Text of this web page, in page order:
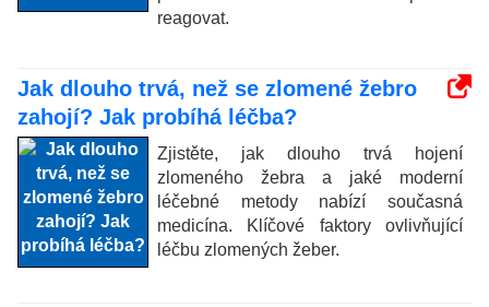
reagovat.
Jak dlouho trvá, než se zlomené žebro
zahojí? Jak probíhá léčba?
Zjistěte, jak dlouho trvá hojení
zlomeného žebra a jaké moderní
léčebné metody nabízí současná
medicína. Klíčové faktory ovlivňující
léčbu zlomených žeber.